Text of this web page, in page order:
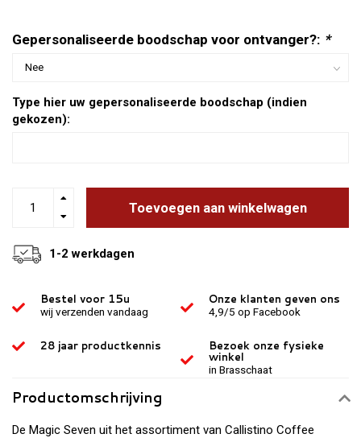
Gepersonaliseerde boodschap voor ontvanger?: *
Type hier uw gepersonaliseerde boodschap (indien
gekozen):
Toevoegen aan winkelwagen
1-2 werkdagen
Bestel voor 15u
wij verzenden vandaag
Onze klanten geven ons
4,9/5 op Facebook
28 jaar productkennis Bezoek onze fysieke
winkel
in Brasschaat
Productomschrijving
De Magic Seven uit het assortiment van Callistino Coffee